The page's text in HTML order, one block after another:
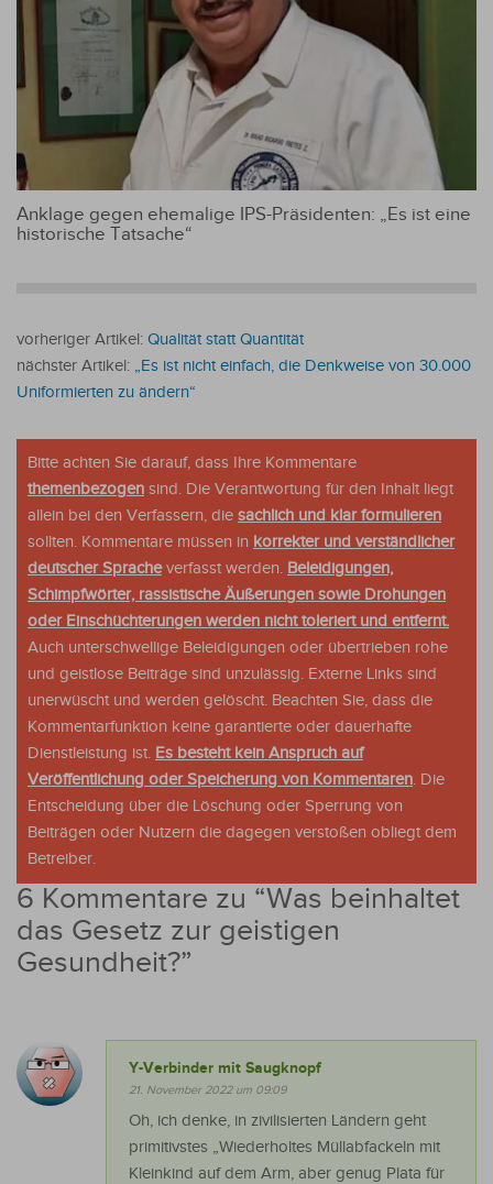
Anklage gegen ehemalige IPS-Präsidenten: „Es ist eine
historische Tatsache“
vorheriger Artikel: Qualität statt Quantität
nächster Artikel: „Es ist nicht einfach, die Denkweise von 30.000
Uniformierten zu ändern“
Bitte achten Sie darauf, dass Ihre Kommentare
themenbezogen sind. Die Verantwortung für den Inhalt liegt
allein bei den Verfassern, die sachlich und klar formulieren
sollten. Kommentare müssen in korrekter und verständlicher
deutscher Spracheverfasst werden. Beleidigungen,
Schimpfwörter, rassistische Äußerungen sowie Drohungen
oder Einschüchterungen werden nicht toleriert und entfernt.
Auch unterschwellige Beleidigungen oder übertrieben rohe
und geistlose Beiträge sind unzulässig. Externe Links sind
unerwüscht und werden gelöscht. Beachten Sie, dass die
Kommentarfunktion keine garantierte oder dauerhafte
Dienstleistung ist. Es besteht kein Anspruch auf
Veröffentlichung oder Speicherung von Kommentaren. Die
Entscheidung über die Löschung oder Sperrung von
Beiträgen oder Nutzern die dagegen verstoßen obliegt dem
Betreiber.
6 Kommentare zu “Was beinhaltet
das Gesetz zur geistigen
Gesundheit?”
Y-Verbinder mit Saugknopf
21. November 2022 um 09:09
Oh, ich denke, in zivilisierten Ländern geht
primitivstes „Wiederholtes Müllabfackeln mit
Kleinkind auf dem Arm, aber genug Plata für